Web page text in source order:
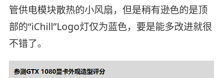
管供电模块散热的小风扇，但是稍有逊色的是顶
部的“iChill”Logo灯仅为蓝色，要是能多改进就很
不错了。